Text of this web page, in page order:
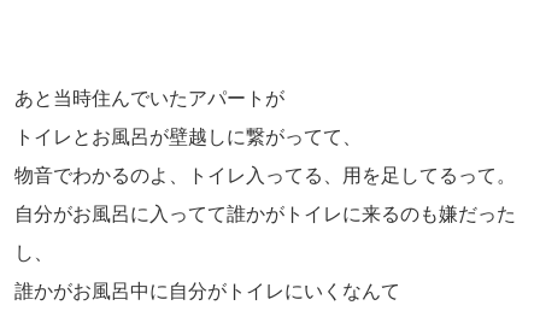
あと当時住んでいたアパートが
トイレとお風呂が壁越しに繋がってて、
物音でわかるのよ、トイレ入ってる、用を足してるって。
自分がお風呂に入ってて誰かがトイレに来るのも嫌だった
し、
誰かがお風呂中に自分がトイレにいくなんて